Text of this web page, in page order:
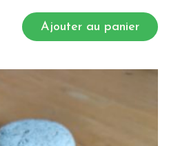
Ajouter au panier